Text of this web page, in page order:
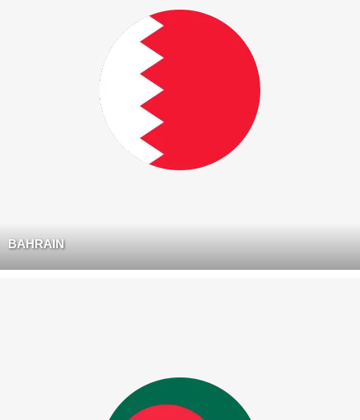
BAHRAIN